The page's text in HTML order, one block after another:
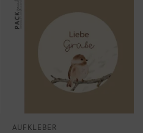
AUFKLEBER